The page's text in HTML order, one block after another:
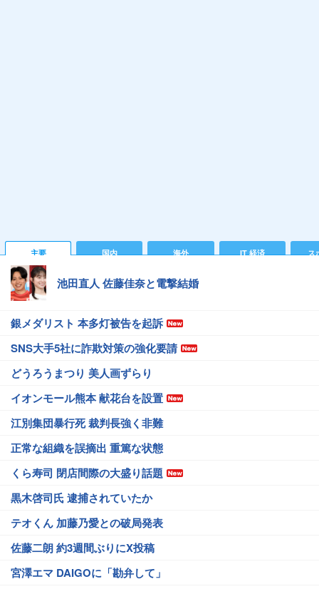
主要 国内 海外 IT 経済 ス
池田直人 佐藤佳奈と電撃結婚
銀メダリスト 本多灯被告を起訴
SNS大手5社に詐欺対策の強化要請
どうろうまつり 美人画ずらり
イオンモール熊本 献花台を設置
江別集団暴行死 裁判長強く非難
正常な組織を誤摘出 重篤な状態
くら寿司 閉店間際の大盛り話題
黒木啓司氏 逮捕されていたか
テオくん 加藤乃愛との破局発表
佐藤二朗 約3週間ぶりにX投稿
宮澤エマ DAIGOに「勘弁して」